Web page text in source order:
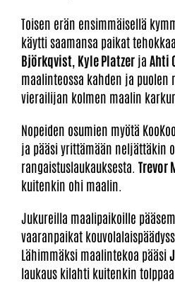
Toisen erän ensimmäisellä
käytti saamansa paikat
Björkqvist Kyle Platzer ja Ahti
maalinteossa kahden ja puolen
vierailijan kolmen maalin
Nopeiden osumien myötä
ja pääsi yrittämään neljättäkin
rangaistuslaukauksesta. Trevor
kuitenkin ohi maalin.
Jukureilla maalipaikoille
vaaranpaikat
Lähimmäksi maalintekoa pääsi
laukaus kilahti kuitenkin